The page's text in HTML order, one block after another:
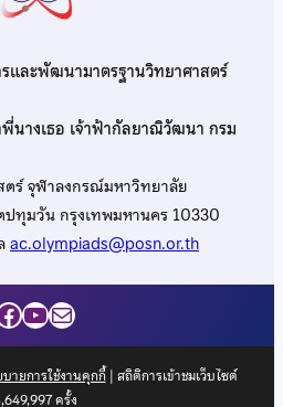
และพัฒนามาตรฐานวิทยาศาสตร์
นางเธอ เจ้าฟ้ากัลยาณิวัฒนา กรม
ร์ จุฬาลงกรณ์มหาวิทยาลัย
ทุมวัน กรุงเทพมหานคร 10330
ac.olympiads@posn.or.th
YouTube
Mail
ายการใช้งานคุกกี้| สถิติการเข้าชมเว็บไซต์
ครั้ง